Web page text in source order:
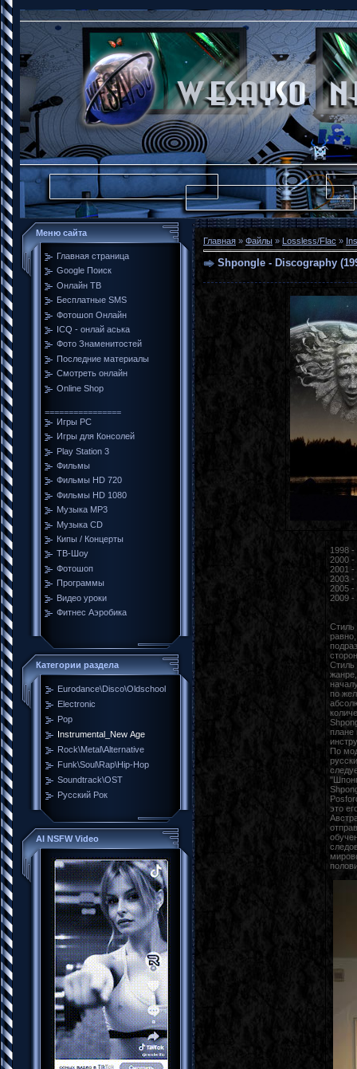
Меню сайта
Главная страница
Google Поиск
Онлайн ТВ
Бесплатные SMS
Фотошоп Онлайн
ICQ - онлай аська
Фото Знаменитостей
Последние материалы
Смотреть онлайн
Online Shop
================
Игры PC
Игры для Консолей
Play Station 3
Фильмы
Фильмы HD 720
Фильмы HD 1080
Музыка MP3
Музыка CD
Кипы / Концерты
ТВ-Шоу
Фотошоп
Программы
Видео уроки
Фитнес Аэробика
Категории раздела
Eurodance\Disco\Oldschool
Electronic
Pop
Instrumental_New Age
Rock\Metal\Alternative
Funk\Soul\Rap\Hip-Hop
Soundtrack\OST
Русский Рок
AI NSFW Video
Главная » Файлы » Lossless/Flac »
Shpongle - Discography
1998 -
2000 -
2001 -
2003 -
2005 -
2009 -
Стиль
Стиль
по
плане
По
это